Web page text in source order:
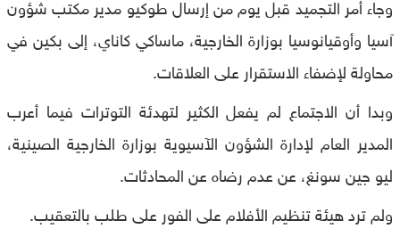
وجاء أمر التجميد قبل يوم من إرسال طوكيو مدير مكتب شؤون
آسيا وأوقيانوسيا بوزارة الخارجية، ماساكي كاناي، إلى بكين في
محاولة لإضفاء الاستقرار على العلاقات.
وبدا أن الاجتماع لم يفعل الكثير لتهدئة التوترات فيما أعرب
المدير العام لإدارة الشؤون الآسيوية بوزارة الخارجية الصينية،
ليو جين سونغ، عن عدم رضاه عن المحادثات.
ولم ترد هيئة تنظيم الأفلام على الفور على طلب بالتعقيب.